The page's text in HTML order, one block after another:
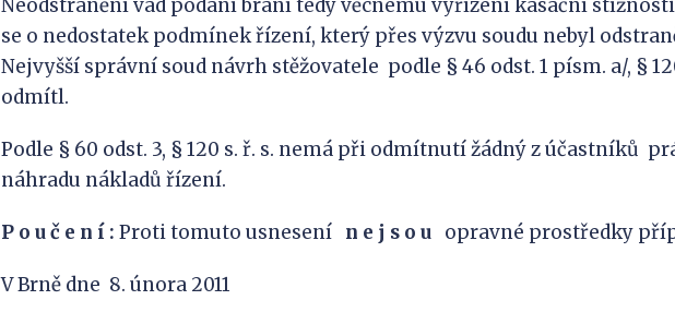
Neodstranění vad podání brání tedy věcnému vyřízení kasační
se o nedostatek podmínek řízení, který přes výzvu soudu nebyl
Nejvyšší správní soud návrh stěžovatele podle § 46 odst. 1 písm. a/, §
odmítl.
Podle § 60 odst. 3, § 120 s. ř. s. nemá při odmítnutí žádný z účastníků
náhradu nákladů řízení.
P o u č e n í : Proti tomuto usnesení n e j s o u opravné prostředky
V Brně dne 8. února 2011